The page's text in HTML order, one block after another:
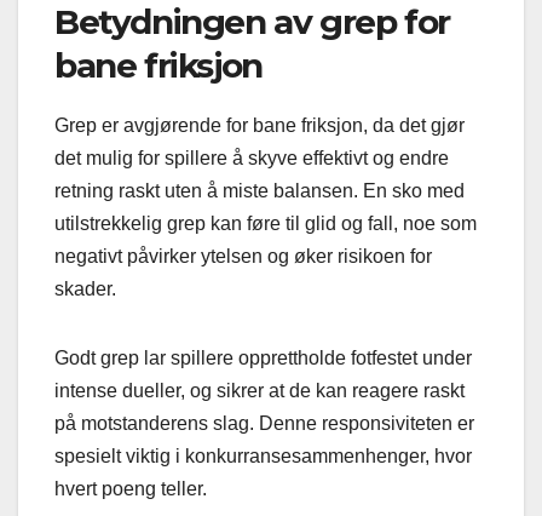
Betydningen av grep for
bane friksjon
Grep er avgjørende for bane friksjon, da det gjør
det mulig for spillere å skyve effektivt og endre
retning raskt uten å miste balansen. En sko med
utilstrekkelig grep kan føre til glid og fall, noe som
negativt påvirker ytelsen og øker risikoen for
skader.
Godt grep lar spillere opprettholde fotfestet under
intense dueller, og sikrer at de kan reagere raskt
på motstanderens slag. Denne responsiviteten er
spesielt viktig i konkurransesammenhenger, hvor
hvert poeng teller.